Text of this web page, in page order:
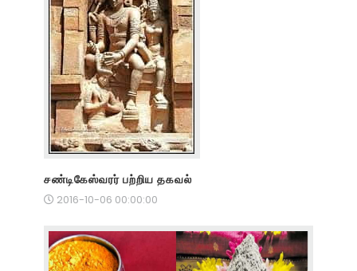
சண்டிகேஸ்வரர் பற்றிய தகவல்
2016-10-06 00:00:00